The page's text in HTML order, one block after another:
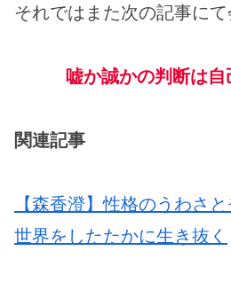
それではまた次の記事にて
嘘か誠かの判断は自
関連記事
【森香澄】性格のうわさ
世界をしたたかに生き抜く